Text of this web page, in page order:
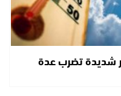
شديدة تضرب عدة